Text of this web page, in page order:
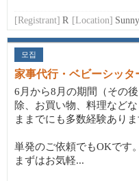
[Registrant] R [Location]
모집
家事代行・ベビーシッタ
6月から8月の期間（その
除、お買い物、料理など
ままでにも多数経験ありま
単発のご依頼でもOKです。
まずはお気軽...